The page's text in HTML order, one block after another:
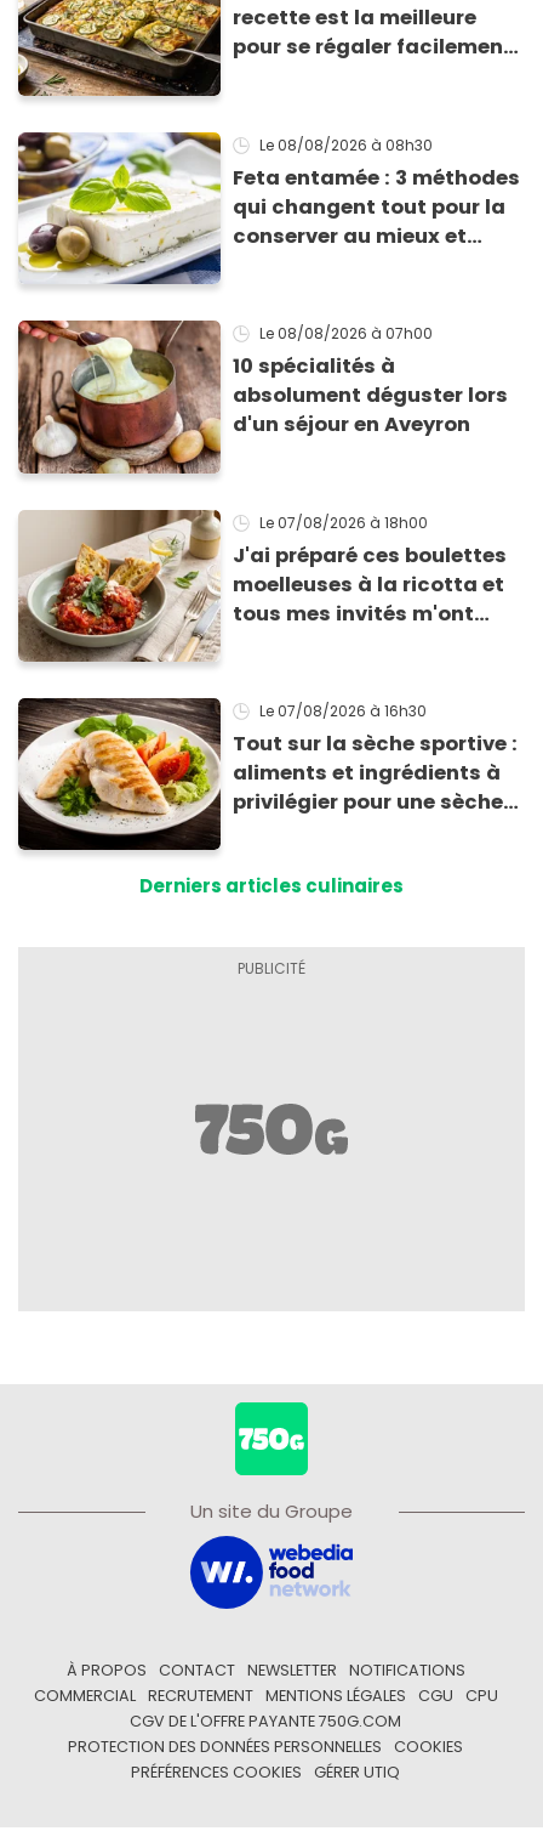
recette est la meilleure
pour se régaler facilement
Le 08/08/2026 à 08h30
Feta entamée : 3 méthodes
qui changent tout pour la
conserver au mieux et
Le 08/08/2026 à 07h00
10 spécialités à
absolument déguster lors
d'un séjour en Aveyron
Le 07/08/2026 à 18h00
J'ai préparé ces boulettes
moelleuses à la ricotta et
tous mes invités m'ont
Le 07/08/2026 à 16h30
Tout sur la sèche sportive :
aliments et ingrédients à
privilégier pour une sèche
Derniers articles culinaires
Un site du Groupe
À PROPOS CONTACT NEWSLETTER
NOTIFICATIONS
COMMERCIAL
RECRUTEMENT MENTIONS LÉGALES CGU
CPU
CGV DE L'OFFRE PAYANTE 750G.COM
PROTECTION DES DONNÉES PERSONNELLES
COOKIES
PRÉFÉRENCES COOKIES
GÉRER UTIQ